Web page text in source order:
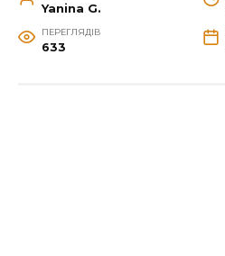
Yanina G.
ПЕРЕГЛЯДІВ
633